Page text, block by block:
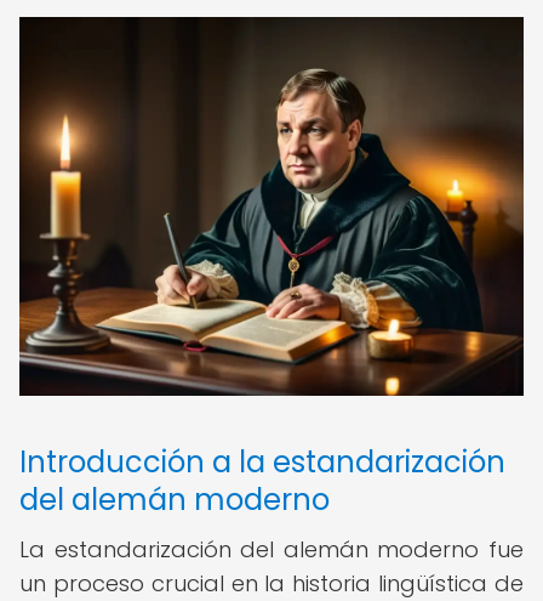
Introducción a la estandarización
del alemán moderno
La estandarización del alemán moderno fue
un proceso crucial en la historia lingüística de